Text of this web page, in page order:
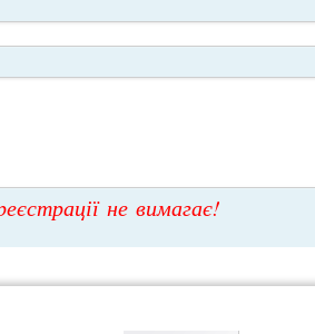
не вимагає!